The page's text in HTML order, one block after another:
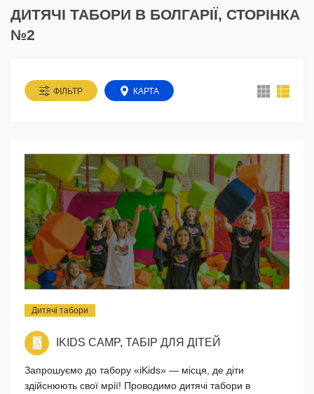
ДИТЯЧІ ТАБОРИ В БОЛГАРІЇ, СТОРІНКА
№2
ФІЛЬТР КАРТА
Дитячі табори
IKIDS CAMP, ТАБІP ДЛЯ ДІТЕЙ
Запрошуємо до табору «iKids» — місця, де діти
здійснюють свої мрії! Проводимо дитячі табори в